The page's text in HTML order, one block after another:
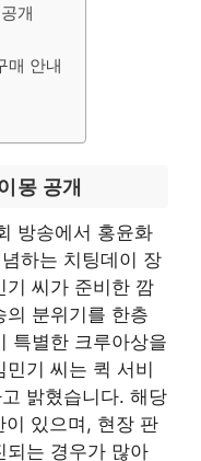
개
매 안내
몽 공개
방송에서 홍윤화
하는 치팅데이 장
기 씨가 준비한 깜
의 분위기를 한층
특별한 크루아상을
기 씨는 퀵 서비
밝혔습니다. 해당
이 있으며, 현장 판
되는 경우가 많아